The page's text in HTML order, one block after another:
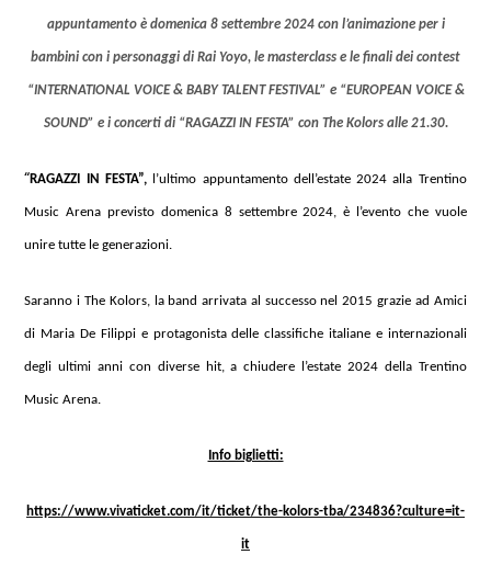
appuntamento è domenica 8 settembre 2024 con l’animazione per i
bambini con i personaggi di Rai Yoyo, le masterclass e le finali dei contest
“INTERNATIONAL VOICE & BABY TALENT FESTIVAL” e “EUROPEAN VOICE &
SOUND” e i concerti di “RAGAZZI IN FESTA” con The Kolors alle 21.30.
“RAGAZZI IN FESTA”, l’ultimo appuntamento dell’estate 2024 alla Trentino
Music Arena previsto domenica 8 settembre 2024, è l’evento che vuole
unire tutte le generazioni.
Saranno i The Kolors, la band arrivata al successo nel 2015 grazie ad Amici
di Maria De Filippi e protagonista delle classifiche italiane e internazionali
degli ultimi anni con diverse hit, a chiudere l’estate 2024 della Trentino
Music Arena.
Info biglietti:
https://www.vivaticket.com/it/ticket/the-kolors-tba/234836?culture=it-
it